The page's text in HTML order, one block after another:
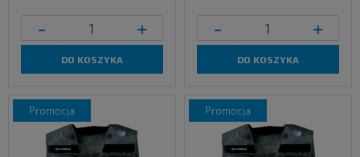
- +
DO KOSZYKA
- +
DO KOSZYKA
promocja promocja